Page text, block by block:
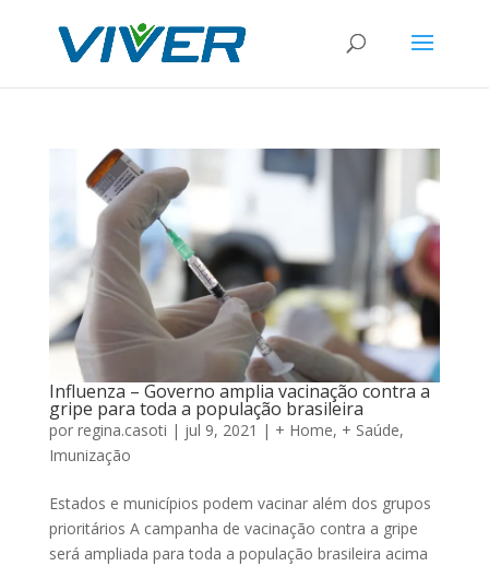
Influenza – Governo amplia vacinação contra a
gripe para toda a população brasileira
por regina.casoti | jul 9, 2021 | + Home, + Saúde,
Imunização
Estados e municípios podem vacinar além dos grupos
prioritários A campanha de vacinação contra a gripe
será ampliada para toda a população brasileira acima